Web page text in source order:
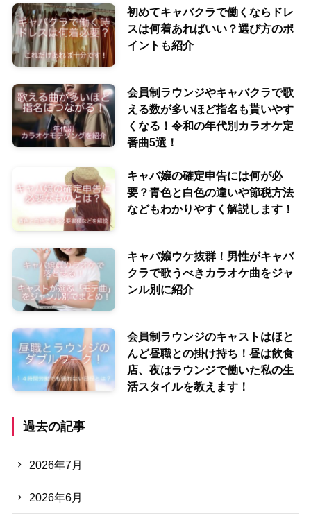
初めてキャバクラで働くならドレ
スは何着あればいい？選び方のポ
イントも紹介
会員制ラウンジやキャバクラで歌
える数が多いほど指名も貰いやす
くなる！令和の年代別カラオケ定
番曲5選！
キャバ嬢の確定申告には何が必
要？青色と白色の違いや節税方法
などもわかりやすく解説します！
キャバ嬢ウケ抜群！男性がキャバ
クラで歌うべきカラオケ曲をジャ
ンル別に紹介
会員制ラウンジのキャストはほと
んど昼職との掛け持ち！昼は飲食
店、夜はラウンジで働いた私の生
活スタイルを教えます！
過去の記事
2026年7月
2026年6月